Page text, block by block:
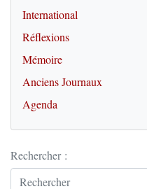
International
Réflexions
Mémoire
Anciens Journaux
Agenda
Rechercher :